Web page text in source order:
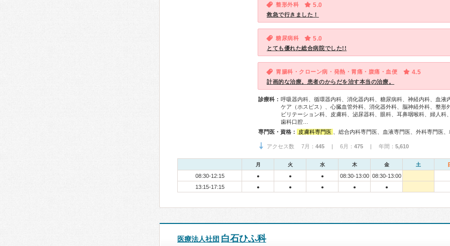
整形外科 5.0
救急で行きました！
糖尿病科 5.0
とても優れた総合病院でした!!
胃腸科・クローン病・発熱・胃痛・腹痛・血便 4.5
計画的な治療。患者のからだを治す本当の治療。
診療科： 呼吸器内科、循環器内科、消化器内科、糖尿病科、神経内科、血液
ケア（ホスピス）、心臓血管外科、消化器外科、脳神経外科、整形
ビリテーション科、皮膚科、泌尿器科、眼科、耳鼻咽喉科、婦人科
歯科口腔…
専門医・資格：
皮膚科専門医 、総合内科専門医、血液専門医、外科専門医、糖尿病専門医、呼吸器専門医、呼吸器外科専門医、気管支鏡専門医、循環器専門医、消化器病専門医、消化器外科専門医、肝臓専門医、消化器内視鏡専門医、泌尿器科専門医、脳血管内治療専門医、神経内科専門医、脳神経外科専門医、頭痛専門医、脊椎脊髄外科専門医、眼科専門医、気管食道科専門医、耳鼻咽喉科専門医、乳腺専門医、老年病専門医、認知症専門医、精神科専
アクセス数 7月： 445 | 6月： 475 | 年間： 5,610
月 火 水 木 金 土
08:30-12:15 ● ● ● 08:30-13:00 08:30-13:00
13:15-17:15
● ● ● ● ●
医療法人社団 白石ひふ科